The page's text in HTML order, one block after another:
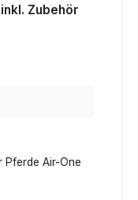
Zubehör